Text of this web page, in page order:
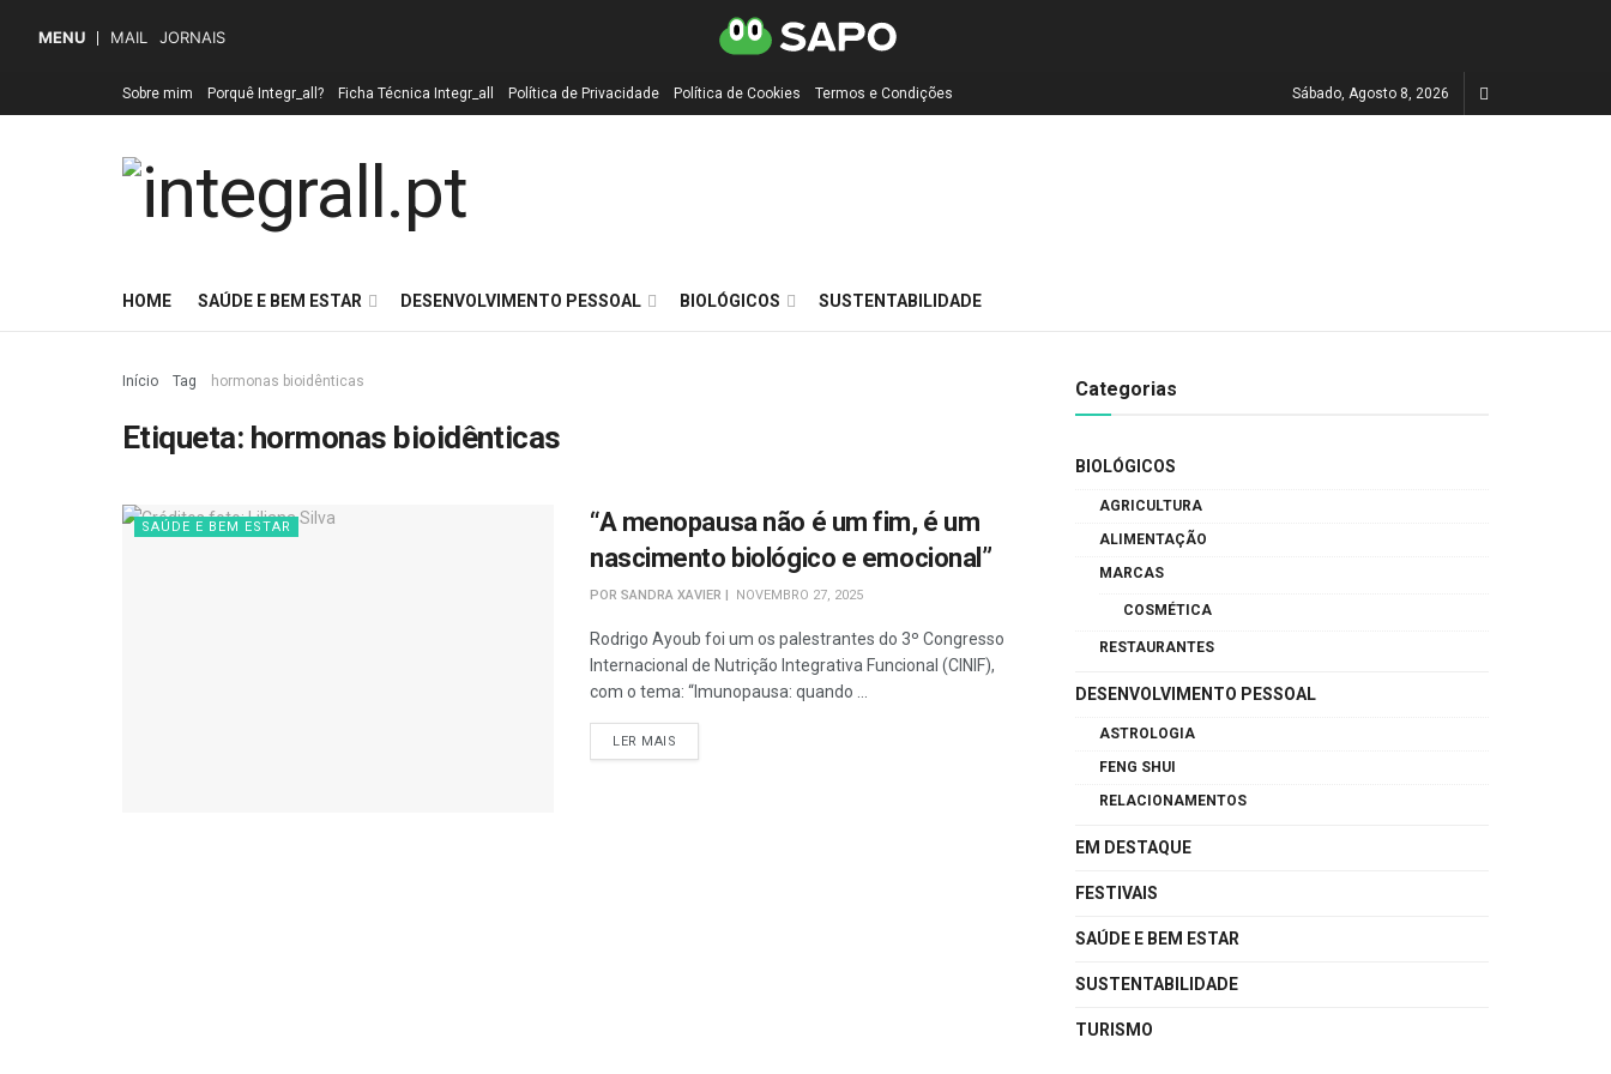
MENU MAIL JORNAIS
Sobre mim Porquê Integr_all? Ficha Técnica Integr_all Política de Privacidade Política de Cookies Termos e Condições Sábado, Agosto 8, 2026
HOME SAÚDE E BEM ESTAR DESENVOLVIMENTO PESSOAL BIOLÓGICOS SUSTENTABILIDADE
Início Tag hormonas bioidênticas
Etiqueta: hormonas bioidênticas
SAÚDE E BEM ESTAR
“A menopausa não é um fim, é um
nascimento biológico e emocional”
POR SANDRA XAVIER NOVEMBRO 27, 2025
Rodrigo Ayoub foi um os palestrantes do 3º Congresso
Internacional de Nutrição Integrativa Funcional (CINIF),
com o tema: “Imunopausa: quando ...
LER MAIS
Categorias
BIOLÓGICOS
AGRICULTURA
ALIMENTAÇÃO
MARCAS
COSMÉTICA
RESTAURANTES
DESENVOLVIMENTO PESSOAL
ASTROLOGIA
FENG SHUI
RELACIONAMENTOS
EM DESTAQUE
FESTIVAIS
SAÚDE E BEM ESTAR
SUSTENTABILIDADE
TURISMO